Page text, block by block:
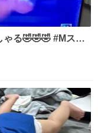
る🤣🤣🤣 #Mステ